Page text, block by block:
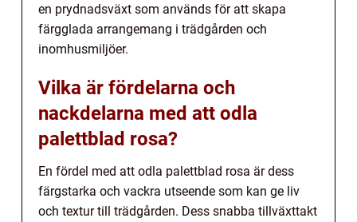
en prydnadsväxt som används för att skapa
färgglada arrangemang i trädgården och
inomhusmiljöer.
Vilka är fördelarna och
nackdelarna med att odla
palettblad rosa?
En fördel med att odla palettblad rosa är dess
färgstarka och vackra utseende som kan ge liv
och textur till trädgården. Dess snabba tillväxttakt